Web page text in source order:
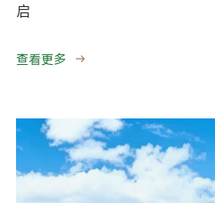
启
查看更多